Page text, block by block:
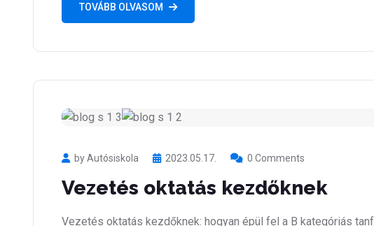
TOVÁBB OLVASOM
by Autósiskola 2023.05.17. 0 Comments
Vezetés oktatás kezdőknek
Vezetés oktatás kezdőknek: hogyan épül fel a B kategóriás